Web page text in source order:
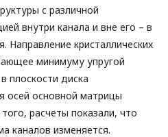
с различной
внутри канала и вне его – в
Направление кристаллических
минимуму упругой
плоскости диска
осей основной матрицы
расчеты показали, что
каналов изменяется.